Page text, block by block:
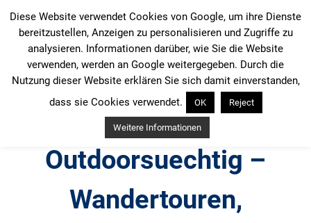
Inhalt
springen
Outdoorsuechtig –
Wandertouren,
Diese Website verwendet Cookies von Google, um ihre Dienste
bereitzustellen, Anzeigen zu personalisieren und Zugriffe zu
analysieren. Informationen darüber, wie Sie die Website
verwenden, werden an Google weitergegeben. Durch die
Nutzung dieser Website erklären Sie sich damit einverstanden,
dass sie Cookies verwendet.
OK Reject
Weitere Informationen